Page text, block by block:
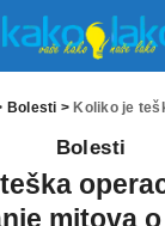
Bolesti > Koliko je teška operacija
Bolesti
mitova